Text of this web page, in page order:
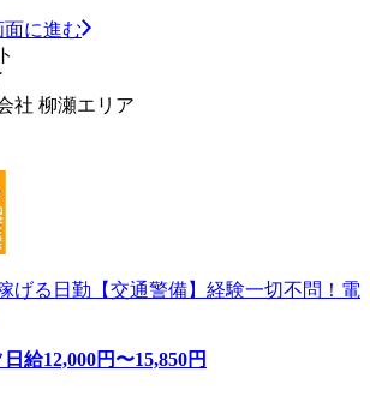
面に進む
社 柳瀬エリア
げる日勤【交通警備】経験一切不問！電
日給12,000円〜15,850円